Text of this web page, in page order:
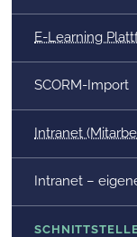
E-Learning
SCORM-Import
Intranet
Intranet –